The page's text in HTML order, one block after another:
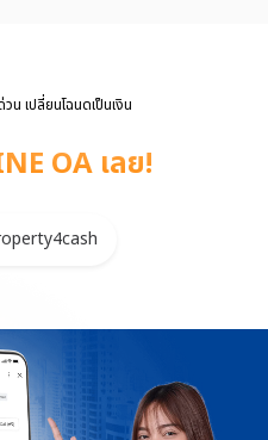
าส่งแคมเปญแรง “PRUKSA
ว่า 100 โครงการ รวมมูลค่ากว่า
ลับคืนมา ผ่านข้อเสนอที่ […]
น เปลี่ยนโฉนดเป็นเงิน
OA เลย!